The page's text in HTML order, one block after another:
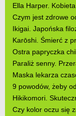
Ella Harper. Kobieta
Czym jest zdrowe
Ikigai. Japońska
Karōshi. Śmierć z
Ostra papryczka
Paraliż senny.
Maska lekarza
9 powodów, żeby
Hikikomori.
Czy kolor oczu się